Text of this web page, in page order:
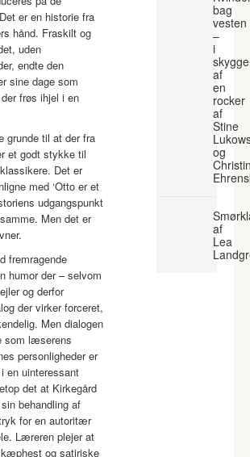
er en historie fra
hånd. Fraskilt og
uden
endte den
sine dage som
frøs ihjel i en
grunde til at der fra
et godt stykke til
Det er
med ‘Otto er et
udgangspunkt
Men det er
fremragende
humor der – selvom
og derfor
der virker forceret,
Men dialogen
som læserens
personligheder er
en uinteressant
det at Kirkegård
behandling af
for en autoritær
Læreren plejer at
og satiriske
bag
vesten
–
i
af
en
rocker
af
Stine
og
af
Lea